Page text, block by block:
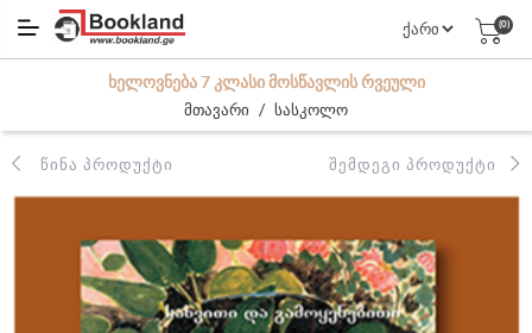
(0)
ᲮᲔᲚᲝᲕᲜᲔᲑᲐ 7 ᲙᲚᲐᲡᲘ ᲛᲝᲡᲬᲐᲕᲚᲘᲡ ᲠᲕᲔᲣᲚᲘ
მთავარი / სასკოლო
ᲬᲘᲜᲐ ᲞᲠᲝᲓᲣᲥᲢᲘ ᲨᲔᲛᲓᲔᲒᲘ ᲞᲠᲝᲓᲣᲥᲢᲘ